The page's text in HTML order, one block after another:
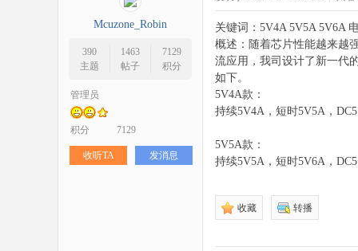
Mcuzone_Robin
390
主题
1463
帖子
7129
积分
管理员
积分 7129
收听TA 发消息
关键词：5V4A 5V5A 5V6A
概述：随着芯片性能越来越
流应用，我司设计了新一代
如下。
5V4A款：
持续5V4A，短时5V5A，
5V5A款：
持续5V5A，短时5V6A，
收藏 转播